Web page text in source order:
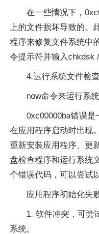
在一些情况下，
上的文件损坏导致的。
程序来修复文件系统中
令提示符并输入chkdsk
4.运行系统文件检
now命令来运行系
0xc00000ba错误
在应用程序启动时出现
重新安装应用程序、更
盘检查程序和运行系统
个错误代码，可以尝试
应用程序初始化失
1. 软件冲突，可尝
系统。